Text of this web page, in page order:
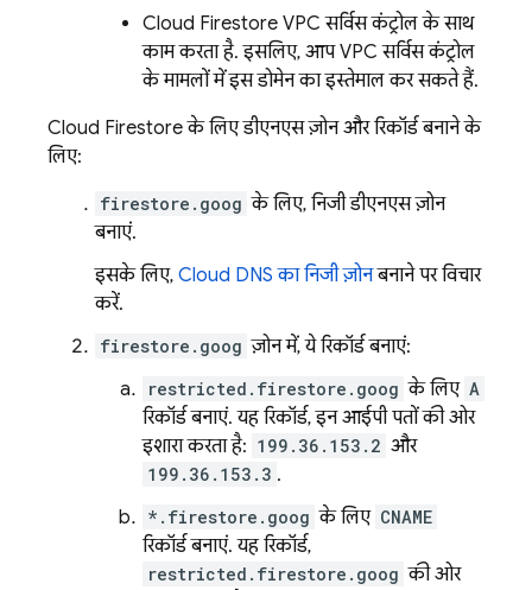
Cloud Firestore VPC सर्विस कंट्रोल के साथ
काम करता है. इसलिए, आप VPC सर्विस कंट्रोल
के मामलों में इस डोमेन का इस्तेमाल कर सकते हैं.
Cloud Firestoreके लिए डीएनएस ज़ोन और रिकॉर्ड बनाने के
लिए:
firestore.goog के लिए, निजी डीएनएस ज़ोन
बनाएं.
इसके लिए, Cloud DNS का निजी ज़ोनबनाने पर विचार
करें.
firestore.goog ज़ोन में, ये रिकॉर्ड बनाएं:
restricted.firestore.goog के लिए A
रिकॉर्ड बनाएं. यह रिकॉर्ड, इन आईपी पतों की ओर
इशारा करता है: 199.36.153.2 और
199.36.153.3 .
*.firestore.goog के लिए CNAME
रिकॉर्ड बनाएं. यह रिकॉर्ड,
restricted.firestore.goog की ओर